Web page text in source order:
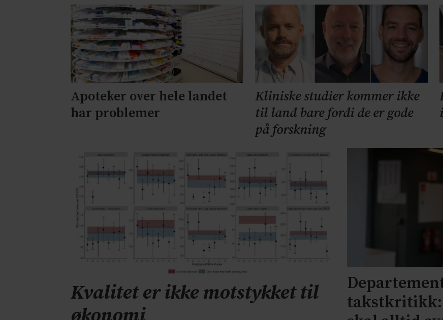
Apoteker over hele landet
har problemer
Kliniske studier kommer ikke
til land bare fordi de er gode
på forskning
Kvalitet er ikke motstykket til
takstkritikk: